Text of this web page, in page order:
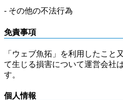
- その他の不法行為
免責事項
「ウェブ魚拓」を利用したこと
て生じる損害について運営会社
す。
個人情報